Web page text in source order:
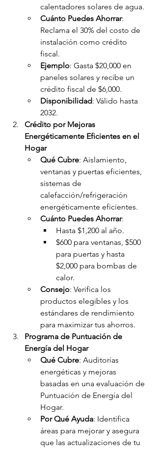
calentadores solares de agua.
Cuánto Puedes Ahorrar:
Reclama el 30% del costo de
instalación como crédito
fiscal.
Ejemplo: Gasta $20,000 en
paneles solares y recibe un
crédito fiscal de $6,000.
Disponibilidad: Válido hasta
2032.
Crédito por Mejoras
Energéticamente Eficientes en el
Hogar
Qué Cubre: Aislamiento,
ventanas y puertas eficientes,
sistemas de
calefacción/refrigeración
energéticamente eficientes.
Cuánto Puedes Ahorrar:
Hasta $1,200 al año.
$600 para ventanas, $500
para puertas y hasta
$2,000 para bombas de
calor.
Consejo: Verifica los
productos elegibles y los
estándares de rendimiento
para maximizar tus ahorros.
Programa de Puntuación de
Energía del Hogar
Qué Cubre: Auditorías
energéticas y mejoras
basadas en una evaluación de
Puntuación de Energía del
Hogar.
Por Qué Ayuda: Identifica
áreas para mejorar y asegura
que las actualizaciones de tu